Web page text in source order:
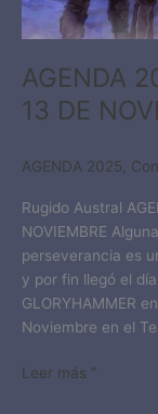
AGENDA
13 DE
AGENDA 2025,
Rugido Austral
NOVIEMBRE
perseverancia es
y por fin llegó el
GLORYHAMMER
Noviembre en el
Leer más ”